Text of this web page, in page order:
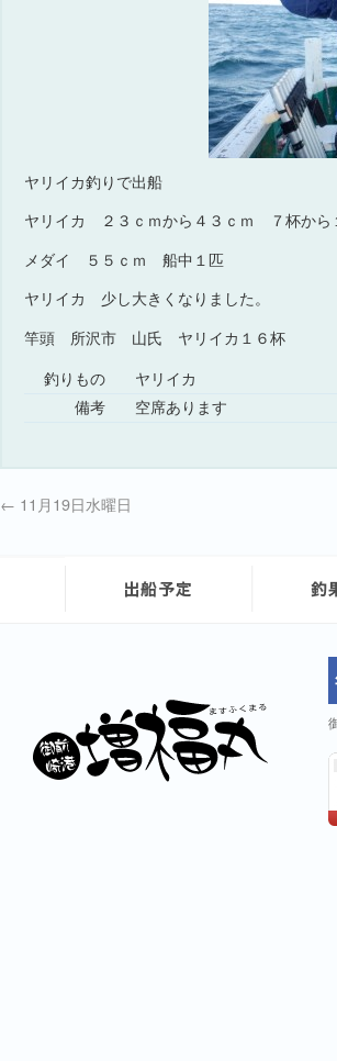
ヤリイカ釣りで出船
ヤリイカ ２３ｃｍから４３ｃｍ ７杯から
メダイ ５５ｃｍ 船中１匹
ヤリイカ 少し大きくなりました。
竿頭 所沢市 山氏 ヤリイカ１６杯
釣りもの
ヤリイカ
備考
空席あります
← 11月19日水曜日